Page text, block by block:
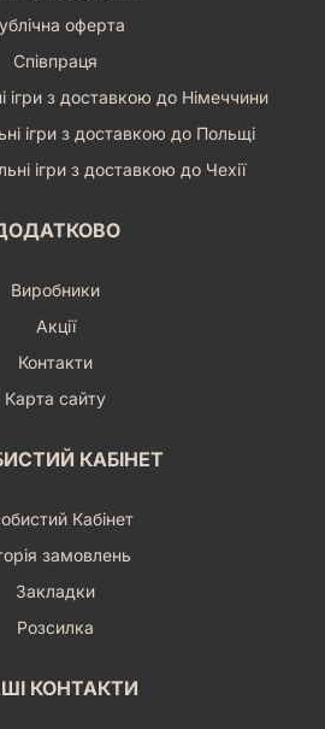
оферта
Співпраця
ігри з доставкою до Німеччини
ігри з доставкою до Польщі
ігри з доставкою до Чехії
Виробники
Акції
Контакти
Карта сайту
КАБІНЕТ
Кабінет
замовлень
Закладки
Розсилка
КОНТАКТИ